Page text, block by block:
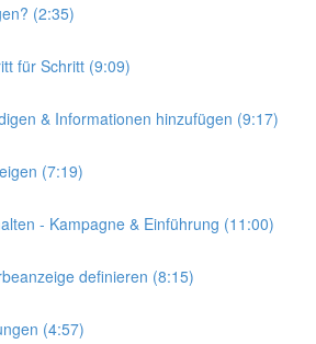
(2:35)
für Schritt (9:09)
& Informationen hinzufügen (9:17)
(7:19)
- Kampagne & Einführung (11:00)
definieren (8:15)
(4:57)